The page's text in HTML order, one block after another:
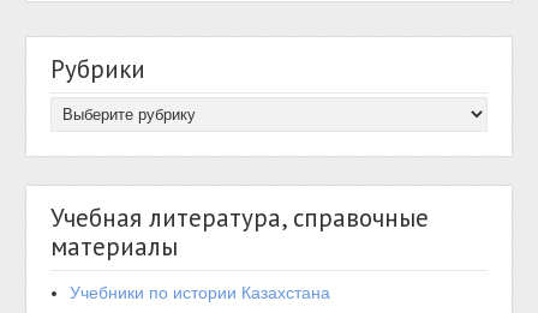
Рубрики
Учебная литература, справочные
материалы
Учебники по истории Казахстана